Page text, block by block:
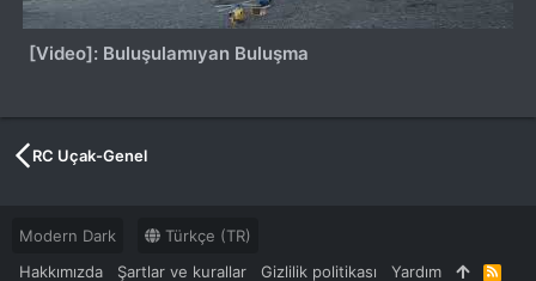
[Video]: Buluşulamıyan Buluşma
RC Uçak-Genel
Modern Dark
Türkçe (TR)
Hakkımızda
Şartlar ve kurallar Gizlilik politikası Yardım
R